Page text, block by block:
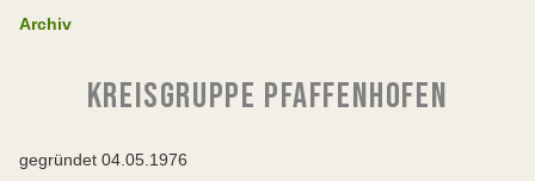
Archiv
KREISGRUPPE PFAFFENHOFEN
gegründet 04.05.1976